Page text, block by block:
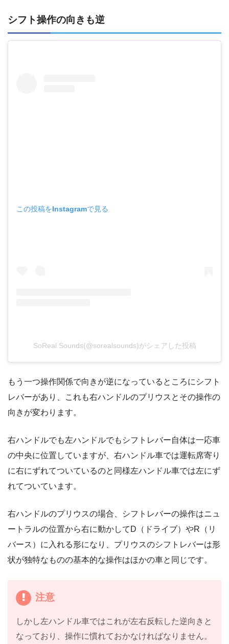
シフト操作の向きも逆
この投稿をInstagramで見る
SoReal Sounds(@sorealsounds)がシェアした投稿
もう一つ操作関係で向きが逆になっているところにシフト
レバーがあり、これも右ハンドルのプリウスとその操作の
向きが変わります。
右ハンドルでも左ハンドルでもシフトレバー自体は一応車
の中央に位置していますが、右ハンドル車では運転席寄り
に右にずれてついているのと同様左ハンドル車では左にず
れてついています。
右ハンドルのプリウスの場合、シフトレバーの操作はニュ
ートラルの位置から右に動かしてD（ドライブ）やR（リ
バース）に入れる形になり、プリウスのシフトレバーは形
状が独特なものの基本的な操作はほかの車と同じです。
注意
しかし左ハンドル車ではこれが左右反転した逆向きと
なっており、操作に慣れておかなければなりません。